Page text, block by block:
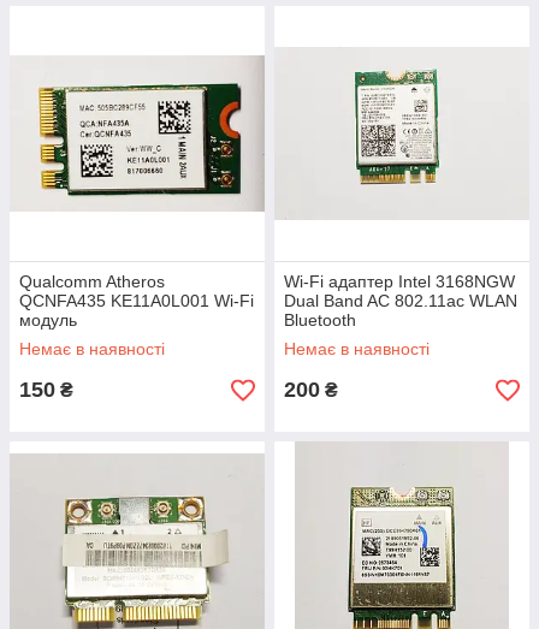
Qualcomm Atheros
QCNFA435 KE11A0L001 Wi-Fi
модуль
Немає в наявності
150 ₴
Wi-Fi адаптер Intel 3168NGW
Dual Band AC 802.11ac WLAN
Bluetooth
Немає в наявності
200 ₴